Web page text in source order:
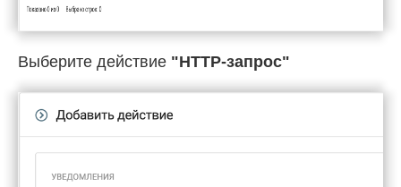
Выберите действие "HTTP-запрос"